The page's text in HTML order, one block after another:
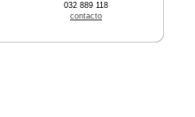
032 889 118
contacto